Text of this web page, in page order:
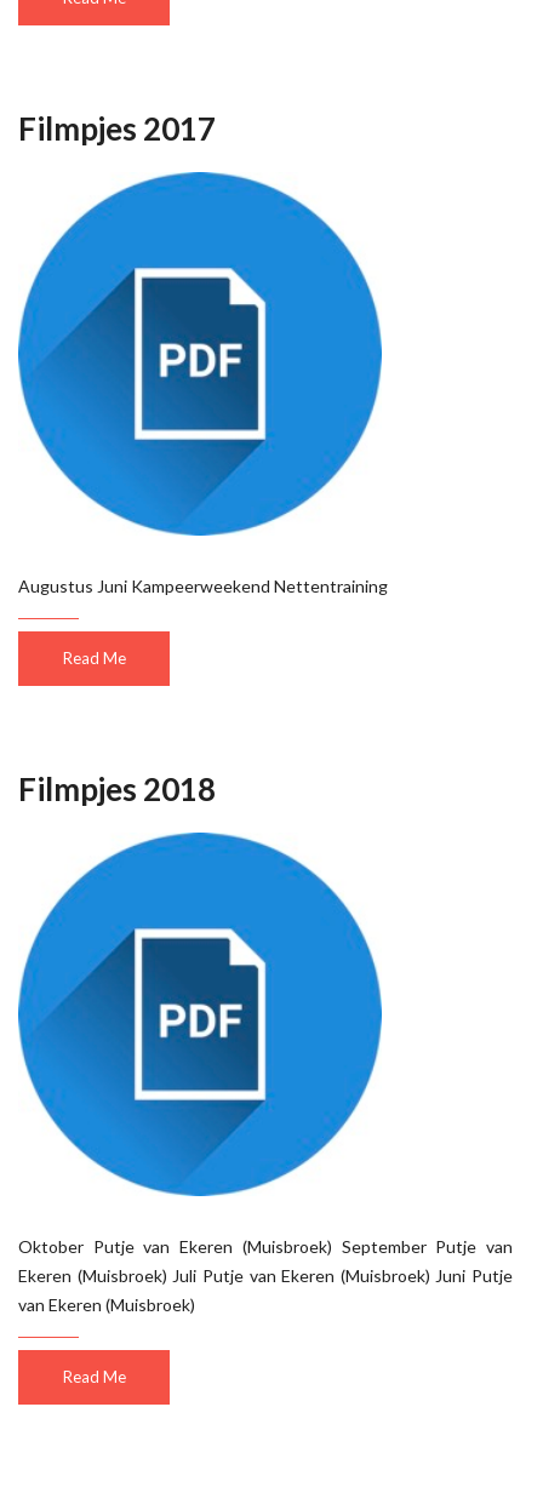
Filmpjes 2017
Augustus Juni Kampeerweekend Nettentraining
Read Me
Filmpjes 2018
Oktober Putje van Ekeren (Muisbroek) September Putje van
Ekeren (Muisbroek) Juli Putje van Ekeren (Muisbroek) Juni Putje
van Ekeren (Muisbroek)
Read Me